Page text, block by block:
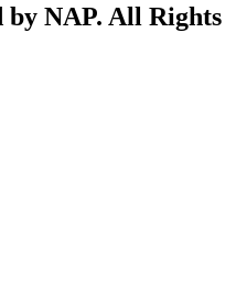
NAP. All Rights